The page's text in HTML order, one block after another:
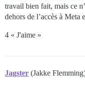
travail bien fait, mais ce
dehors de l’accès à Meta
4 « J'aime »
Jagster (Jakke